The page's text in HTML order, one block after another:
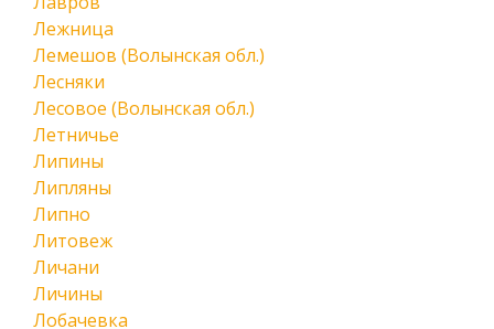
Лежница
Лемешов (Волынская обл.)
Лесняки
Лесовое (Волынская обл.)
Летничье
Липины
Липляны
Липно
Литовеж
Личани
Личины
Лобачевка